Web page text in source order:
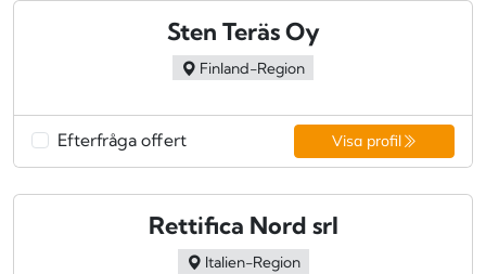
Sten Teräs Oy
Finland-Region
Efterfråga offert Visa profil
Rettifica Nord srl
Italien-Region